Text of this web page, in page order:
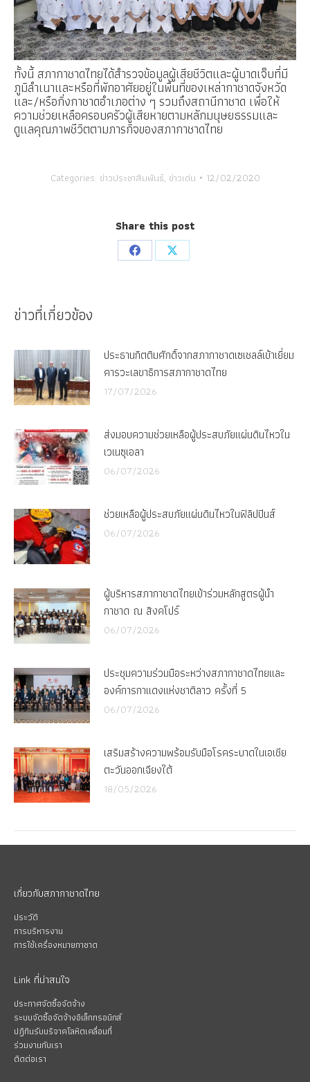
ทั้งนี้​สภากาชาดไทยได้สำรวจข้อมูลผู้เสียชีวิตและผู้บาดเจ็บที่มี
ภูมิลำเนาและหรือที่พักอาศัยอยู่ในพื้นที่ของเหล่ากาชาดจังหวัด
และ/หรือกิ่งกาชาดอำเภอต่าง​ ๆ​ รวมถึงสถานีกาชาด เพื่อให้
ความช่วยเหลือครอบครัวผู้เสียหายตามหลักมนุษยธรรมและ
ดูแลคุณภาพชีวิตตามภารกิจของสภากาชาดไทย​
Categories: ข่าวประชาสัมพันธ์, ข่าวเด่น 12/02/2020
Share this post
Share
Share
ข่าวที่เกี่ยวข้อง
ประธานกิตติมศักดิ์จากสภากาชาดเซเชลล์เข้าเยี่ยม
คารวะเลขาธิการสภากาชาดไทย
17/07/2026
ส่งมอบความช่วยเหลือผู้ประสบภัยแผ่นดินไหวใน
เวเนซุเอลา
06/07/2026
ช่วยเหลือผู้ประสบภัยแผ่นดินไหวในฟิลิปปินส์
06/07/2026
ผู้บริหารสภากาชาดไทยเข้าร่วมหลักสูตรผู้นำ
กาชาด ณ สิงคโปร์
06/07/2026
ประชุมความร่วมมือระหว่างสภากาชาดไทยและ
องค์การกาแดงแห่งชาติลาว ครั้งที่ 5
06/07/2026
เสริมสร้างความพร้อมรับมือโรคระบาดในเอเชีย
ตะวันออกเฉียงใต้
18/05/2026
เกี่ยวกับสภากาชาดไทย
ประวัติ
การบริหารงาน
การใช้เครื่องหมายกาชาด
Link ที่น่าสนใจ
ประกาศจัดซื้อจัดจ้าง
ระบบจัดซื้อจัดจ้างอิเล็กทรอนิกส์
ปฏิทินรับบริจาคโลหิตเคลื่อนที่
ร่วมงานกับเรา
ติดต่อเรา